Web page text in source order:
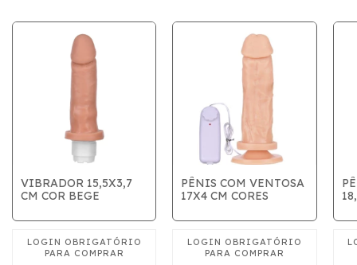
VIBRADOR 15,5X3,7
CM COR BEGE
PÊNIS COM VENTOSA
17X4 CM CORES